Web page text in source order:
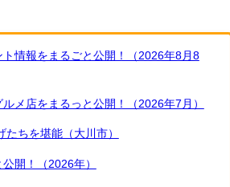
情報をまるごと公開！（2026年8月8
メ店をまるっと公開！（2026年7月）
ちを堪能（大川市）
開！（2026年）